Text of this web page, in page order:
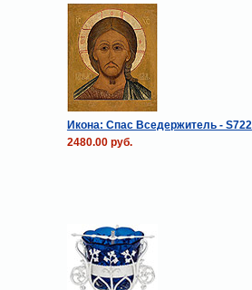
Икона: Спас Вседержитель - S722
2480.00 руб.